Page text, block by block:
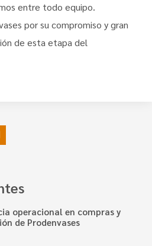
entre todo equipo.
por su compromiso y gran
de esta etapa del
operacional en compras y
de Prodenvases